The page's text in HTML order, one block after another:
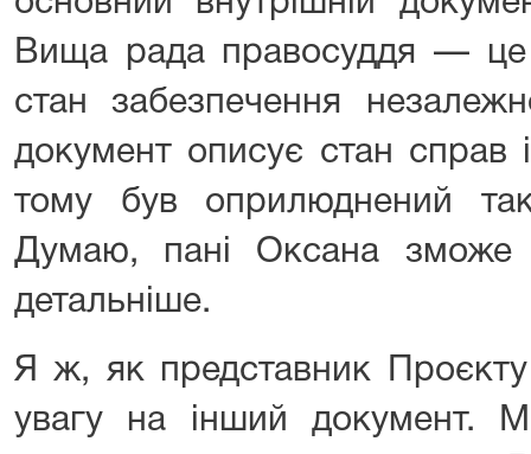
Вища рада правосуддя — це
стан забезпечення
документ описує стан справ
тому був оприлюднений
Думаю, пані Оксана зможе
детальніше.
Я ж, як представник
увагу на інший документ.